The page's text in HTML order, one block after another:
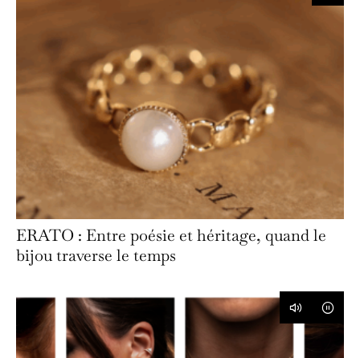
ERATO : Entre poésie et héritage, quand le
bijou traverse le temps